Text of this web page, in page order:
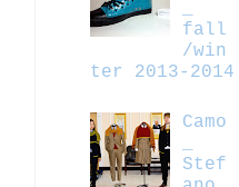
fall
/win
ter 2013-2014
Camo
Stef